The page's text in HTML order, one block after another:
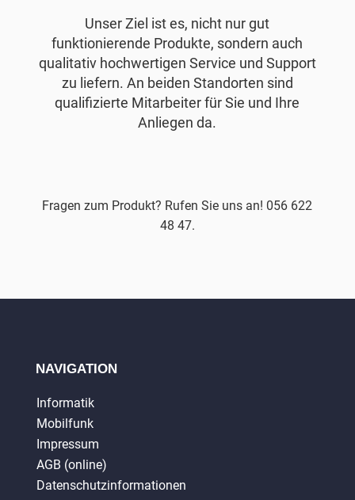
Unser Ziel ist es, nicht nur gut
funktionierende Produkte, sondern auch
qualitativ hochwertigen Service und Support
zu liefern. An beiden Standorten sind
qualifizierte Mitarbeiter für Sie und Ihre
Anliegen da.
Fragen zum Produkt? Rufen Sie uns an! 056 622
48 47.
NAVIGATION
Informatik
Mobilfunk
Impressum
AGB (online)
Datenschutzinformationen